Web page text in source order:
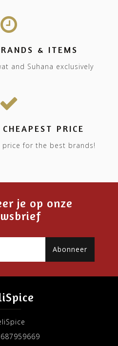
& ITEMS
and Suhana exclusively
PRICE
price for the best brands!
je op onze
Abonneer